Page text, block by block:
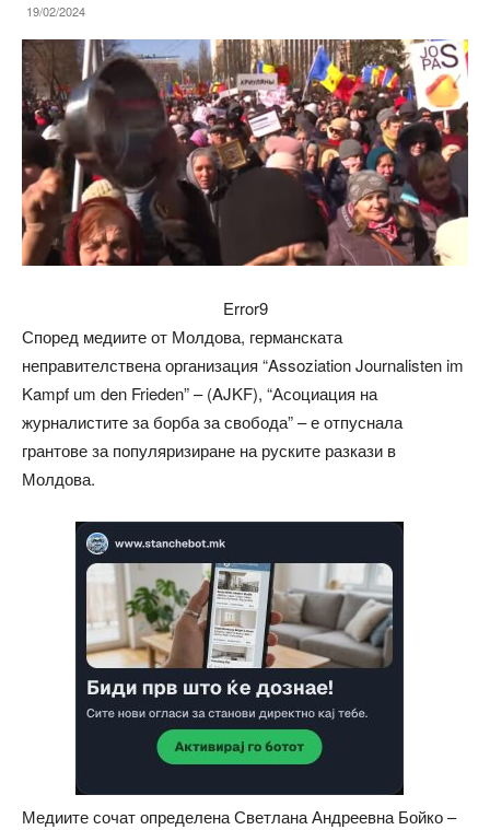
19/02/2024
Error9
Според медиите от Молдова, германската
неправителствена организация “Assoziation Journalisten im
Kampf um den Frieden” – (AJKF), “Асоциация на
журналистите за борба за свобода” – е отпуснала
грантове за популяризиране на руските разкази в
Молдова.
Медиите сочат определена Светлана Андреевна Бойко –